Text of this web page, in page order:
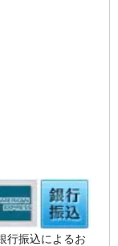
行振込によるお